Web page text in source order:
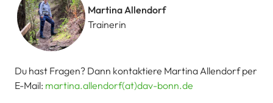
Martina Allendorf
Trainerin
Du hast Fragen? Dann kontaktiere Martina Allendorf per
E-Mail: martina.allendorf(at)dav-bonn.de